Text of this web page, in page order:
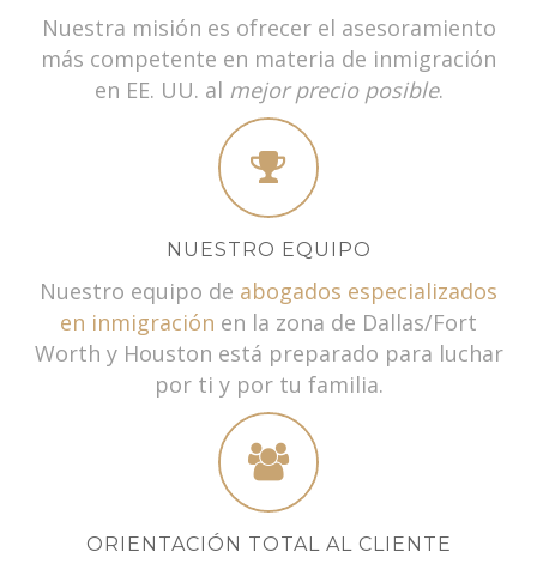
Nuestra misión es ofrecer el asesoramiento
más competente en materia de inmigración
en EE. UU. al mejor precio posible.
NUESTRO EQUIPO
Nuestro equipo de abogados especializados
en inmigración en la zona de Dallas/Fort
Worth y Houston está preparado para luchar
por ti y por tu familia.
ORIENTACIÓN TOTAL AL CLIENTE